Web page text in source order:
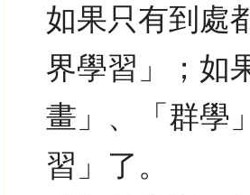
如果只有到處
界學習」；如
畫」、「群學
習」了。